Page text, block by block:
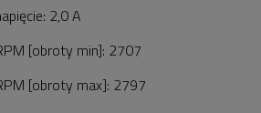
2,0 A
[obroty min]: 2707
[obroty max]: 2797